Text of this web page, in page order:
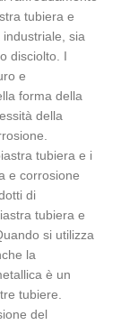
tubiera e
sia
disciolto. I
e
forma della
della
tubiera e i
e corrosione
di
tubiera e
si utilizza
la
è un
tubiere.
del